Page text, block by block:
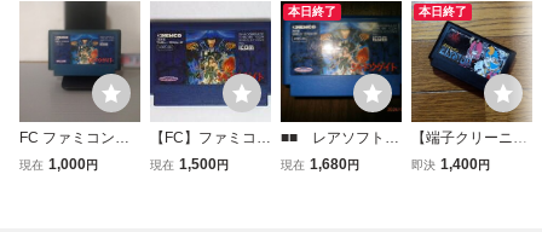
FC ファミコンソ
フト シャドウゲイ
現在 1,000円
【FC】ファミコ
ン シャドウゲイ
現在 1,500円
本日終了
■■ レアソフト
シャドウゲイト
現在 1,680円
本日終了
【端子クリーニン
グ済み】FC エリ
即決 1,400円